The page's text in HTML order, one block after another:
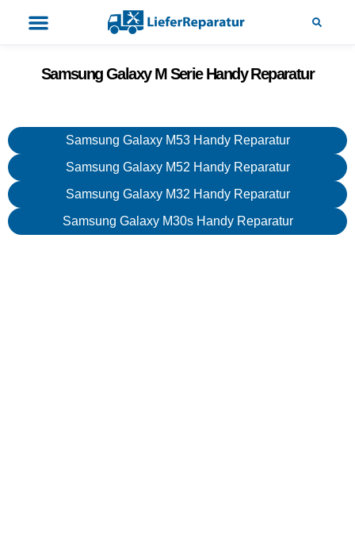
Samsung Galaxy M Serie Handy Reparatur
Samsung Galaxy M53 Handy Reparatur
Samsung Galaxy M52 Handy Reparatur
Samsung Galaxy M32 Handy Reparatur
Samsung Galaxy M30s Handy Reparatur